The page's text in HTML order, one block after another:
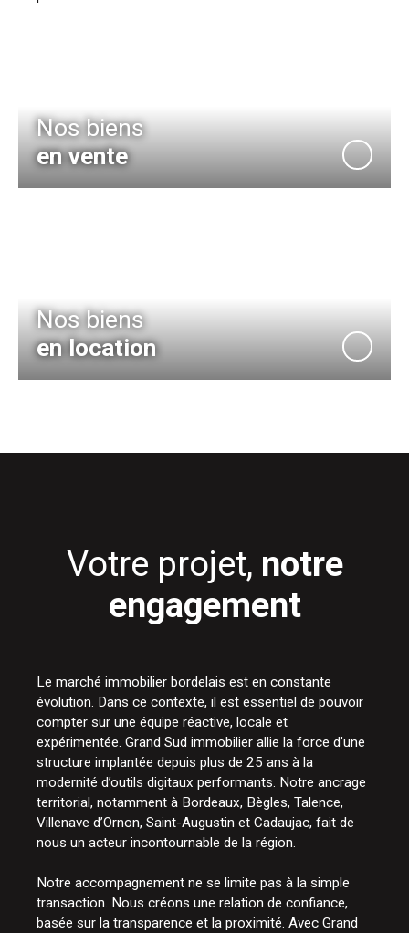
Nos biens
en vente
Nos biens
en location
Votre projet, notre
engagement
Le marché immobilier bordelais est en constante
évolution. Dans ce contexte, il est essentiel de pouvoir
compter sur une équipe réactive, locale et
expérimentée. Grand Sud immobilier allie la force d’une
structure implantée depuis plus de 25 ans à la
modernité d’outils digitaux performants. Notre ancrage
territorial, notamment à Bordeaux, Bègles, Talence,
Villenave d’Ornon, Saint-Augustin et Cadaujac, fait de
nous un acteur incontournable de la région.
Notre accompagnement ne se limite pas à la simple
transaction. Nous créons une relation de confiance,
basée sur la transparence et la proximité. Avec Grand